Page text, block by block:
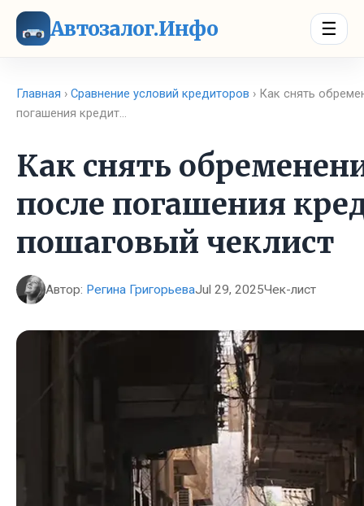
Автозалог.Инфо ☰
Главная › Сравнение условий кредиторов › Как снять
погашения кредит…
Как снять
после погашения
пошаговый чеклист
Автор: Регина ГригорьеваJul 29, 2025Чек-лист